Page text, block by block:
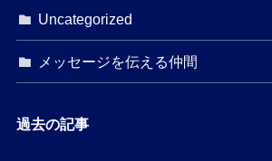
Uncategorized
メッセージを伝える仲間
過去の記事